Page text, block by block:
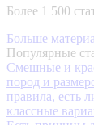
Более 1 500
Больше
Популярные
Смешные и
пород и
правила, есть
классные